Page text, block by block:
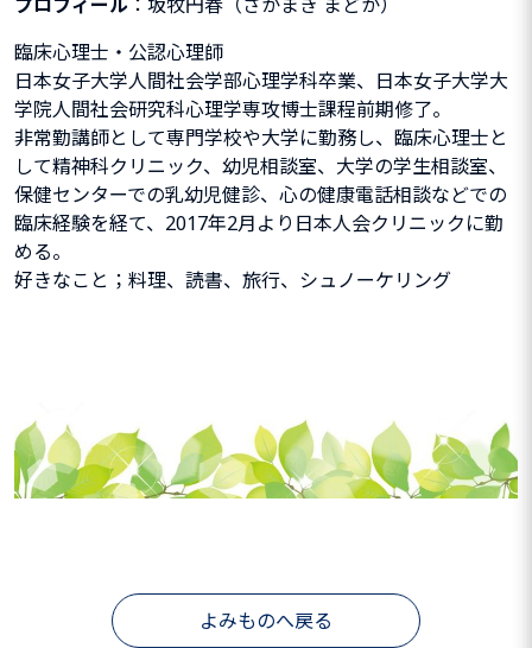
臨床心理士・公認心理師
日本女子大学人間社会学部心理学科卒業、日本女子大学大
学院人間社会研究科心理学専攻博士課程前期修了。
非常勤講師として専門学校や大学に勤務し、臨床心理士と
して精神科クリニック、幼児相談室、大学の学生相談室、
保健センターでの乳幼児健診、心の健康電話相談などでの
臨床経験を経て、2017年2月より日本人会クリニックに勤
める。
好きなこと；料理、読書、旅行、シュノーケリング
よみものへ戻る